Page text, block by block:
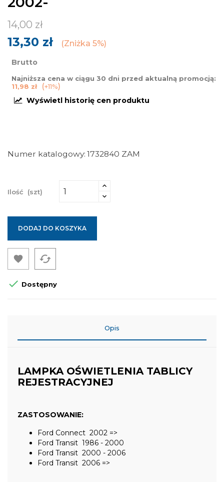
14,00 zł
13,30 zł Zniżka 5%
Brutto
Najniższa cena w ciągu 30 dni przed aktualną promocją:
11,98 zł
+11%
Wyświetl historię cen produktu
Numer katalogowy 1732840 ZAM
Ilość (szt)
DODAJ DO KOSZYKA
 cached
 Dostępny
Opis
LAMPKA OŚWIETLENIA TABLICY
REJESTRACYJNEJ
ZASTOSOWANIE:
Ford Connect 2002 =>
Ford Transit 1986 - 2000
Ford Transit 2000 - 2006
Ford Transit 2006 =>